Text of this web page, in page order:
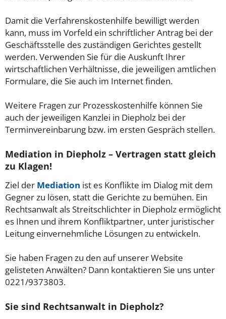
Damit die Verfahrenskostenhilfe bewilligt werden
kann, muss im Vorfeld ein schriftlicher Antrag bei der
Geschäftsstelle des zuständigen Gerichtes gestellt
werden. Verwenden Sie für die Auskunft Ihrer
wirtschaftlichen Verhältnisse, die jeweiligen amtlichen
Formulare, die Sie auch im Internet finden.
Weitere Fragen zur Prozesskostenhilfe können Sie
auch der jeweiligen Kanzlei in Diepholz bei der
Terminvereinbarung bzw. im ersten Gespräch stellen.
Mediation in Diepholz – Vertragen statt gleich
zu Klagen!
Ziel der Mediation ist es Konflikte im Dialog mit dem
Gegner zu lösen, statt die Gerichte zu bemühen. Ein
Rechtsanwalt als Streitschlichter in Diepholz ermöglicht
es Ihnen und ihrem Konfliktpartner, unter juristischer
Leitung einvernehmliche Lösungen zu entwickeln.
Sie haben Fragen zu den auf unserer Website
gelisteten Anwälten? Dann kontaktieren Sie uns unter
0221/9373803.
Sie sind Rechtsanwalt in Diepholz?